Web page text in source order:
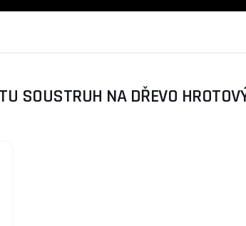
SOUSTRUH NA DŘEVO